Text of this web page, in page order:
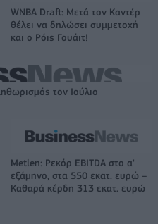
WNBA Draft: Μετά τον Καντέρ
θέλει να δηλώσει συμμετοχή
και ο Ρόις Γουάιτ!
τον Ιούλιο
Metlen: Ρεκόρ EBITDA στο α'
εξάμηνο, στα 550 εκατ. ευρώ –
Καθαρά κέρδη 313 εκατ. ευρώ